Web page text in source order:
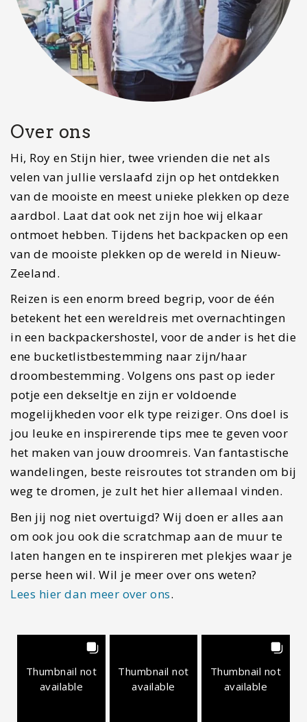
Over ons
Hi, Roy en Stijn hier, twee vrienden die net als
velen van jullie verslaafd zijn op het ontdekken
van de mooiste en meest unieke plekken op deze
aardbol. Laat dat ook net zijn hoe wij elkaar
ontmoet hebben. Tijdens het backpacken op een
van de mooiste plekken op de wereld in Nieuw-
Zeeland.
Reizen is een enorm breed begrip, voor de één
betekent het een wereldreis met overnachtingen
in een backpackershostel, voor de ander is het die
ene bucketlistbestemming naar zijn/haar
droombestemming. Volgens ons past op ieder
potje een dekseltje en zijn er voldoende
mogelijkheden voor elk type reiziger. Ons doel is
jou leuke en inspirerende tips mee te geven voor
het maken van jouw droomreis. Van fantastische
wandelingen, beste reisroutes tot stranden om bij
weg te dromen, je zult het hier allemaal vinden.
Ben jij nog niet overtuigd? Wij doen er alles aan
om ook jou ook die scratchmap aan de muur te
laten hangen en te inspireren met plekjes waar je
perse heen wil. Wil je meer over ons weten?
Lees hier dan meer over ons.
Thumbnail not
available
Thumbnail not
available
Thumbnail not
available